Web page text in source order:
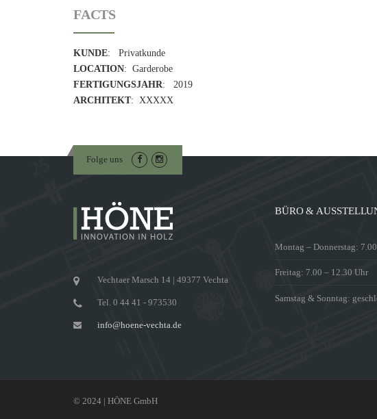
FACTS
KUNDE: Privatkunde
LOCATION: Garderobe
FERTIGUNGSJAHR: 2019
ARCHITEKT: XXXXX
Folge uns
Vechtaer Marsch 14 | 49377 Vechta
Tel. 0 44 41 - 973530
info@hoene-vechta.de
BÜRO &
Montag – Donnerstag:
Freitag: 7.00 – 12.30 Uhr
Samstag & Sonntag:
© 2024 | HÖNE GmbH